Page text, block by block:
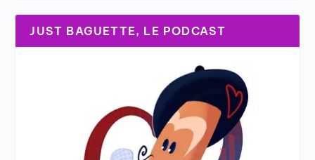
JUST BAGUETTE, LE PODCAST